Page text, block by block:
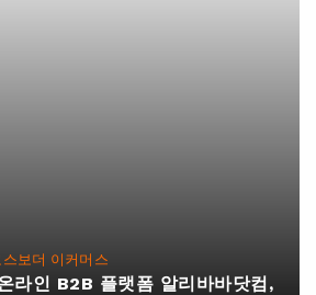
스보더 이커머스
라인 B2B 플랫폼 알리바바닷컴,